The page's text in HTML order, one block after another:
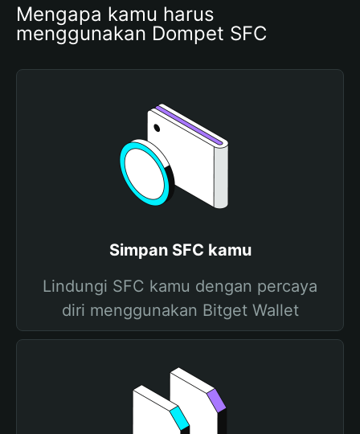
Mengapa kamu harus
menggunakan Dompet SFC
Simpan SFC kamu
Lindungi SFC kamu dengan percaya
diri menggunakan Bitget Wallet